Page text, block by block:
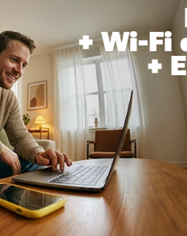
+ Wi-Fi
+